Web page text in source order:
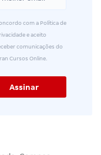
com a Política de
e aceito
comunicações do
Cursos Online.